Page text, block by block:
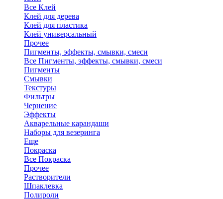
Все Клей
Клей для дерева
Клей для пластика
Клей универсальный
Прочее
Пигменты, эффекты, смывки, смеси
Все Пигменты, эффекты, смывки, смеси
Пигменты
Смывки
Текстуры
Фильтры
Чернение
Эффекты
Акварельные карандаши
Наборы для везеринга
Еще
Покраска
Все Покраска
Прочее
Растворители
Шпаклевка
Полироли